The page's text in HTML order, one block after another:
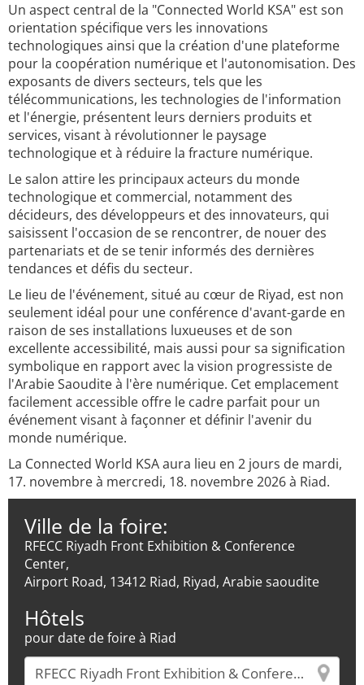
Un aspect central de la "Connected World KSA" est son
orientation spécifique vers les innovations
technologiques ainsi que la création d'une plateforme
pour la coopération numérique et l'autonomisation. Des
exposants de divers secteurs, tels que les
télécommunications, les technologies de l'information
et l'énergie, présentent leurs derniers produits et
services, visant à révolutionner le paysage
technologique et à réduire la fracture numérique.
Le salon attire les principaux acteurs du monde
technologique et commercial, notamment des
décideurs, des développeurs et des innovateurs, qui
saisissent l'occasion de se rencontrer, de nouer des
partenariats et de se tenir informés des dernières
tendances et défis du secteur.
Le lieu de l'événement, situé au cœur de Riyad, est non
seulement idéal pour une conférence d'avant-garde en
raison de ses installations luxueuses et de son
excellente accessibilité, mais aussi pour sa signification
symbolique en rapport avec la vision progressiste de
l'Arabie Saoudite à l'ère numérique. Cet emplacement
facilement accessible offre le cadre parfait pour un
événement visant à façonner et définir l'avenir du
monde numérique.
La Connected World KSA aura lieu en 2 jours de mardi,
17. novembre à mercredi, 18. novembre 2026 à Riad.
Ville de la foire:
RFECC Riyadh Front Exhibition & Conference
Center,
Airport Road, 13412 Riad, Riyad, Arabie saoudite
Hôtels
pour date de foire à Riad